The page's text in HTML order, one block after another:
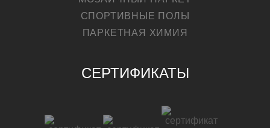
СПОРТИВНЫЕ ПОЛЫ
ПАРКЕТНАЯ ХИМИЯ
СЕРТИФИКАТЫ